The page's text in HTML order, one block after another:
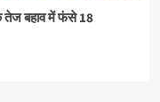
तेज बहाव में फंसे 18